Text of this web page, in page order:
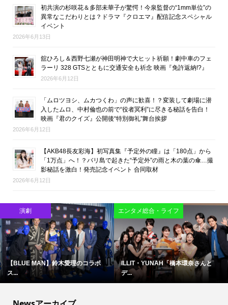
初共演の杉咲花＆多部未華子が驚愕！今泉監督の“1mm単位”の
異常なこだわりとは？ドラマ『クロエマ』配信記念スペシャル
イベント
2026年6月13日
舘ひろし＆西野七瀬が神田明神で大ヒット祈願！劇中車のフェ
ラーリ 328 GTSとともに交通安全も祈念 映画『免許返納!?』
2026年6月12日
「ムロツヨシ、ムカつくわ」の声に歓喜！？変装して劇場に潜
入したムロ、中村倫也の前で“役者冥利”に尽きる秘話を告白！
映画『君のクイズ』公開後“特別御礼”舞台挨拶
2026年6月12日
【AKB48長友彩海】初写真集『予定外の瞳』は「180点」から
「1万点」へ！？バリ島で起きた“予定外”の雨と木の葉の傘…撮
影秘話を激白！発売記念イベント 合同取材
2026年6月12日
映画
難しいテーマで映像化困難と言わ...
映画
ブルース・リーの精神が息づく現...